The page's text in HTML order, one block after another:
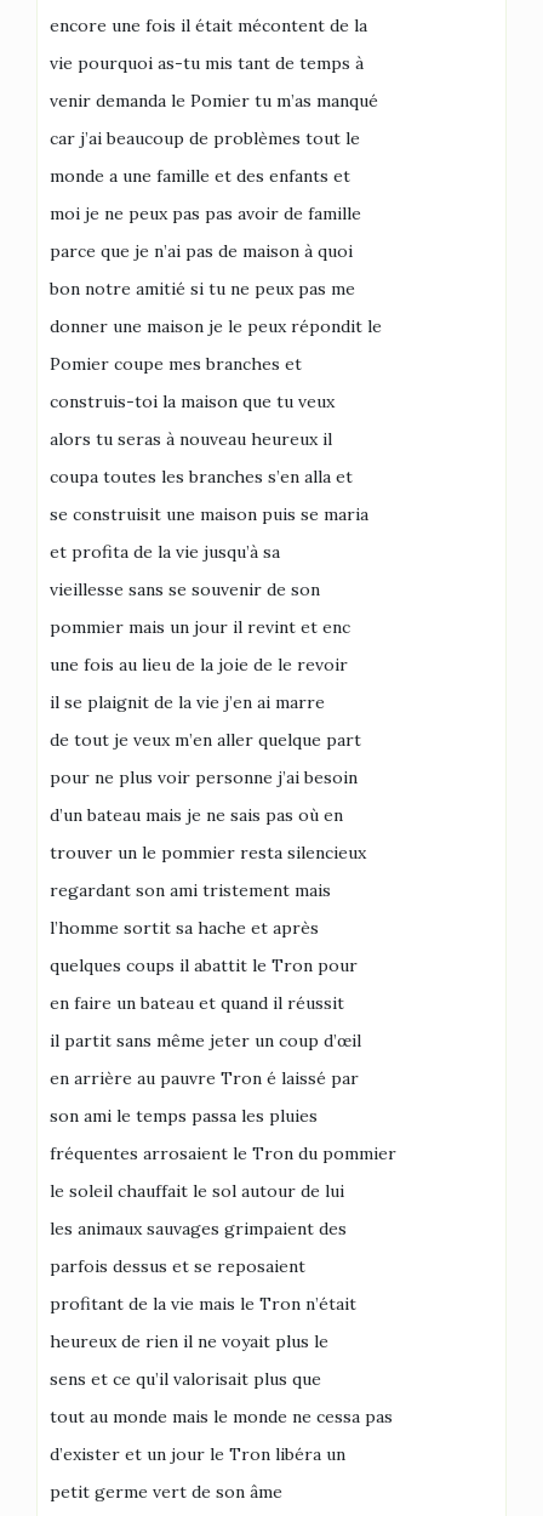
encore une fois il était mécontent de la
vie pourquoi as-tu mis tant de temps à
venir demanda le Pomier tu m’as manqué
car j’ai beaucoup de problèmes tout le
monde a une famille et des enfants et
moi je ne peux pas pas avoir de famille
parce que je n’ai pas de maison à quoi
bon notre amitié si tu ne peux pas me
donner une maison je le peux répondit le
Pomier coupe mes branches et
construis-toi la maison que tu veux
alors tu seras à nouveau heureux il
coupa toutes les branches s’en alla et
se construisit une maison puis se maria
et profita de la vie jusqu’à sa
vieillesse sans se souvenir de son
pommier mais un jour il revint et enc
une fois au lieu de la joie de le revoir
il se plaignit de la vie j’en ai marre
de tout je veux m’en aller quelque part
pour ne plus voir personne j’ai besoin
d’un bateau mais je ne sais pas où en
trouver un le pommier resta silencieux
regardant son ami tristement mais
l’homme sortit sa hache et après
quelques coups il abattit le Tron pour
en faire un bateau et quand il réussit
il partit sans même jeter un coup d’œil
en arrière au pauvre Tron é laissé par
son ami le temps passa les pluies
fréquentes arrosaient le Tron du pommier
le soleil chauffait le sol autour de lui
les animaux sauvages grimpaient des
parfois dessus et se reposaient
profitant de la vie mais le Tron n’était
heureux de rien il ne voyait plus le
sens et ce qu’il valorisait plus que
tout au monde mais le monde ne cessa pas
d’exister et un jour le Tron libéra un
petit germe vert de son âme